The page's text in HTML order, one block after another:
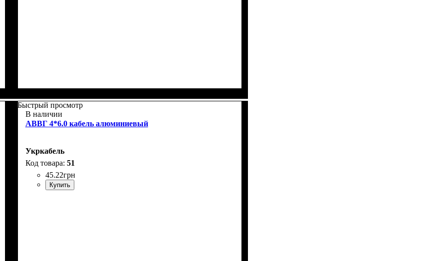
Быстрый просмотр
В наличии
АВВГ 4*6.0 кабель алюминиевый
Укркабель
51
45.22грн
Купить